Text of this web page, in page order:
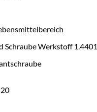
Schraube Werkstoff 1.4401